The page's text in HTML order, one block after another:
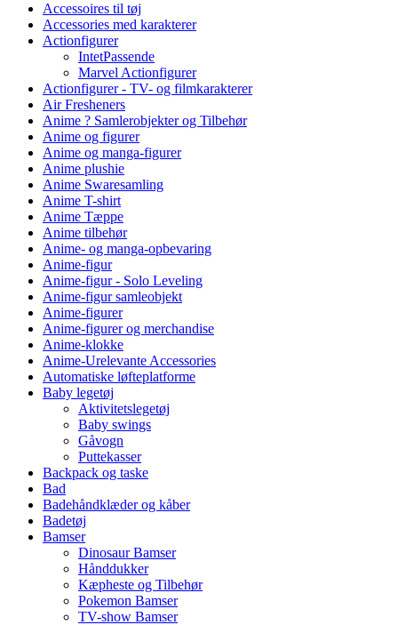
Accessoires til tøj
Accessories med karakterer
Actionfigurer
IntetPassende
Marvel Actionfigurer
Actionfigurer - TV- og filmkarakterer
Air Fresheners
Anime ? Samlerobjekter og Tilbehør
Anime og figurer
Anime og manga-figurer
Anime plushie
Anime Swaresamling
Anime T-shirt
Anime Tæppe
Anime tilbehør
Anime- og manga-opbevaring
Anime-figur
Anime-figur - Solo Leveling
Anime-figur samleobjekt
Anime-figurer
Anime-figurer og merchandise
Anime-klokke
Anime-Urelevante Accessories
Automatiske løfteplatforme
Baby legetøj
Aktivitetslegetøj
Baby swings
Gåvogn
Puttekasser
Backpack og taske
Bad
Badehåndklæder og kåber
Badetøj
Bamser
Dinosaur Bamser
Hånddukker
Kæpheste og Tilbehør
Pokemon Bamser
TV-show Bamser